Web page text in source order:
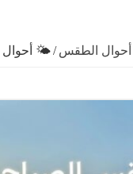
أحوال الطقس / 🌤️ أحوال